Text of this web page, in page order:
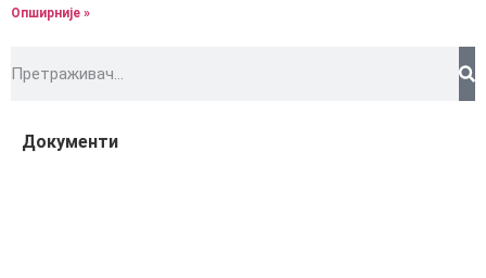
Опширније »
Документи